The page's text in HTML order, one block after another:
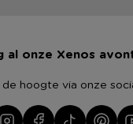
al onze Xenos
de hoogte via onze